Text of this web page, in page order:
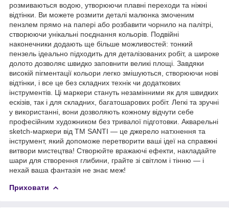
розмиваються водою, утворюючи плавні переходи та ніжні
відтінки. Ви можете розмити деталі малюнка змоченим
пензлем прямо на папері або розбавити чорнило на палітрі,
створюючи унікальні поєднання кольорів. Подвійні
наконечники додають ще більше можливостей: тонкий
пензель ідеально підходить для деталізованих робіт, а широке
долото дозволяє швидко заповнити великі площі. Завдяки
високій пігментації кольори легко змішуються, створюючи нові
відтінки, і все це без складних технік чи додаткових
інструментів. Ці маркери стануть незамінними як для швидких
ескізів, так і для складних, багатошарових робіт. Легкі та зручні
у використанні, вони дозволяють кожному відчути себе
професійним художником без тривалої підготовки. Акварельні
sketch-маркери від ТМ SANTI — це джерело натхнення та
інструмент, який допоможе перетворити ваші ідеї на справжні
витвори мистецтва! Створюйте вражаючі ефекти, накладайте
шари для створення глибини, грайте зі світлом і тінню — і
нехай ваша фантазія не знає меж!
Приховати